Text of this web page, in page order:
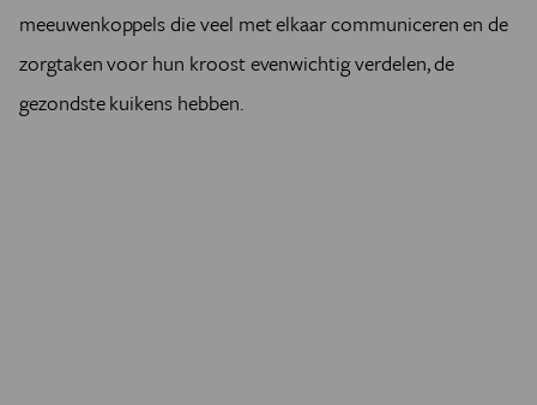
meeuwenkoppels die veel met elkaar communiceren en de
zorgtaken voor hun kroost evenwichtig verdelen, de
gezondste kuikens hebben.